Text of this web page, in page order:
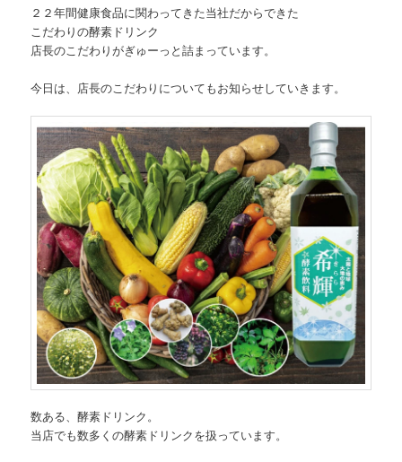
２２年間健康食品に関わってきた当社だからできた
こだわりの酵素ドリンク
店長のこだわりがぎゅーっと詰まっています。
今日は、店長のこだわりについてもお知らせしていきます。
数ある、酵素ドリンク。
当店でも数多くの酵素ドリンクを扱っています。